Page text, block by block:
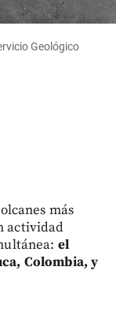
Geológico
más
actividad
el
Colombia, y